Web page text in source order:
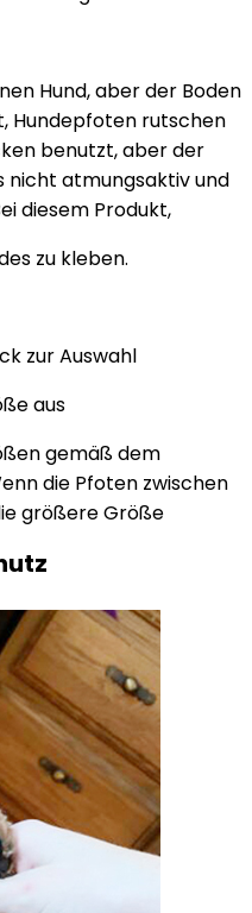
Hund, aber der Boden
Hundepfoten rutschen
benutzt, aber der
nicht atmungsaktiv und
diesem Produkt,
zu kleben.
zur Auswahl
aus
gemäß dem
die Pfoten zwischen
größere Größe